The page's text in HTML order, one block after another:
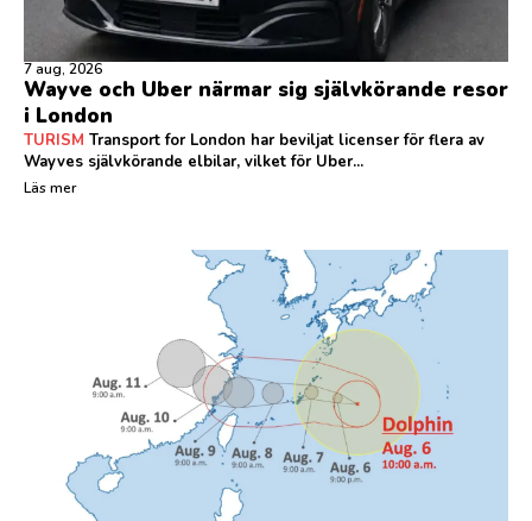
7 aug, 2026
Wayve och Uber närmar sig självkörande resor
i London
TURISM Transport for London har beviljat licenser för flera av
Wayves självkörande elbilar, vilket för Uber...
Läs mer